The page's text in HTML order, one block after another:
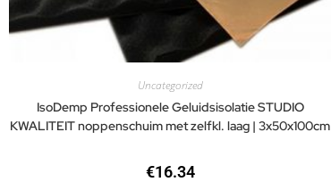
Uncategorized
IsoDemp Professionele Geluidsisolatie STUDIO
KWALITEIT noppenschuim met zelfkl. laag | 3x50x100cm
€16.34